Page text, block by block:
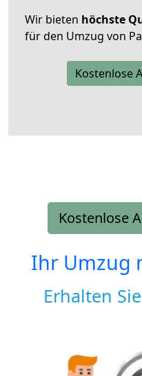
Wir bieten höchste
für den Umzug von
Kostenlose
Kostenlose
Ihr Umzug
Erhalten